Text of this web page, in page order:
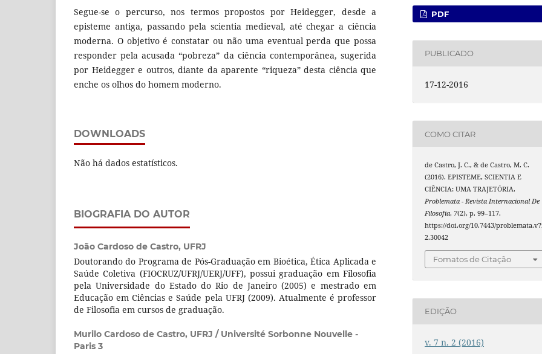
Segue-se o percurso, nos termos propostos por Heidegger, desde a
episteme antiga, passando pela scientia medieval, até chegar a ciência
moderna. O objetivo é constatar ou não uma eventual perda que possa
responder pela acusada “pobreza” da ciência contemporânea, sugerida
por Heidegger e outros, diante da aparente “riqueza” desta ciência que
enche os olhos do homem moderno.
DOWNLOADS
Não há dados estatísticos.
BIOGRAFIA DO AUTOR
João Cardoso de Castro, UFRJ
Doutorando do Programa de Pós-Graduação em Bioética, Ética Aplicada e
Saúde Coletiva (FIOCRUZ/UFRJ/UERJ/UFF), possui graduação em Filosofia
pela Universidade do Estado do Rio de Janeiro (2005) e mestrado em
Educação em Ciências e Saúde pela UFRJ (2009). Atualmente é professor
de Filosofia em cursos de graduação.
Murilo Cardoso de Castro, UFRJ / Université Sorbonne Nouvelle -
Paris 3
PDF
PUBLICADO
17-12-2016
COMO CITAR
de Castro, J. C., & de Castro, M. C.
(2016). EPISTEME, SCIENTIA E
CIÊNCIA: UMA TRAJETÓRIA.
Problemata - Revista Internacional De
Filosofia, 7(2), p. 99–117.
https://doi.org/10.7443/
2.30042
Fomatos de Citação
EDIÇÃO
v. 7 n. 2 (2016)